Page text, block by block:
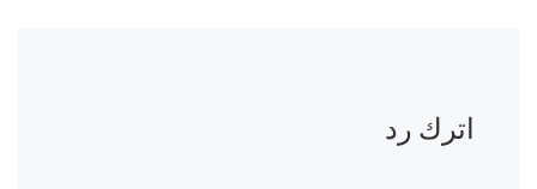
اترك رد